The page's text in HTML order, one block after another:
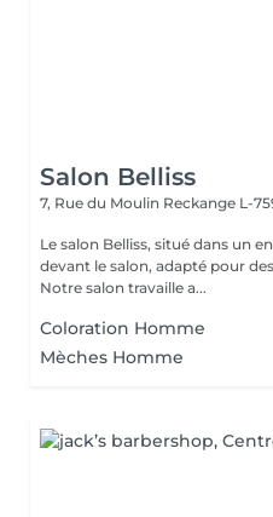
Salon Belliss
7, Rue du Moulin Reckange L-
Le salon Belliss, situé dans un
devant le salon, adapté pour
Notre salon travaille a...
Coloration Homme
Mèches Homme